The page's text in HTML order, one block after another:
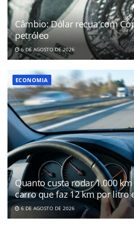
Câmbio: Dólar recua com
petróleo
6 DE AGOSTO DE 2026
ECONOMIA
Quanto custa rodar 1.000
carro que faz 12 km por litro
6 DE AGOSTO DE 2026